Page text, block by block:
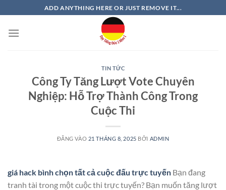
qua
nội
ADD ANYTHING HERE OR JUST REMOVE IT...
TIN TỨC
Công Ty Tăng Lượt Vote Chuyên
Nghiệp: Hỗ Trợ Thành Công Trong
Cuộc Thi
ĐĂNG VÀO 21 THÁNG 8, 2025 BỞI ADMIN
giá hack bình chọn tất cả cuộc đấu trực tuyến Bạn đang
tranh tài trong một cuộc thi trực tuyến? Bạn muốn tăng lượt